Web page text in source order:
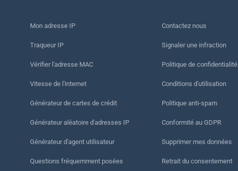
Mon adresse IP
Traqueur IP
Vérifier l'adresse MAC
Vitesse de l'internet
Générateur de cartes de crédit
Générateur aléatoire d'adresses IP
Générateur d'agent utilisateur
Questions fréquemment posées
Contactez nous
Signaler une infraction
Politique de confidentialité
Conditions d'utilisation
Politique anti-spam
Conformité au GDPR
Supprimer mes données
Retrait du consentement